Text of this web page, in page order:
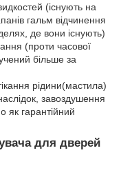
(існують на
гальм відчинення
де вони існують)
(проти часової
більше за
рідини(мастила)
завоздушення
як гарантійний
для дверей